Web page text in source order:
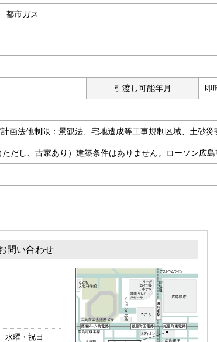
都市ガス
引渡し可能年月 即
画法他制限：景観法、宅地造成等工事規制区域、土砂
だし、古家あり）建築条件はありません。ローソン広島
問い合わせ
水曜・祝日